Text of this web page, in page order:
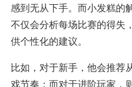
感到无从下手。而小发糕的
不仅会分析每场比赛的得失
供个性化的建议。
比如，对于新手，他会推荐
戏节奏；而对于进阶玩家，